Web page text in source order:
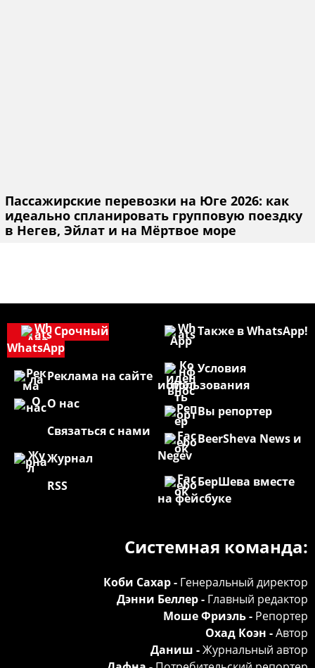
Пассажирские перевозки на Юге 2026: как
идеально спланировать групповую поездку
в Негев, Эйлат и на Мёртвое море
Также в WhatsApp!
Условия
использования
Вы репортер
BeerSheva News и
Negev
БерШева вместе
на фейсбуке
Срочный
WhatsApp
Реклама на сайте
О нас
Связаться с нами
Журнал
RSS
Системная команда:
Коби Сахар - Генеральный директор
Дэнни Беллер - Главный редактор
Моше Фриэль - Репортер
Охад Коэн -Автор
Даниш -Журнальный автор